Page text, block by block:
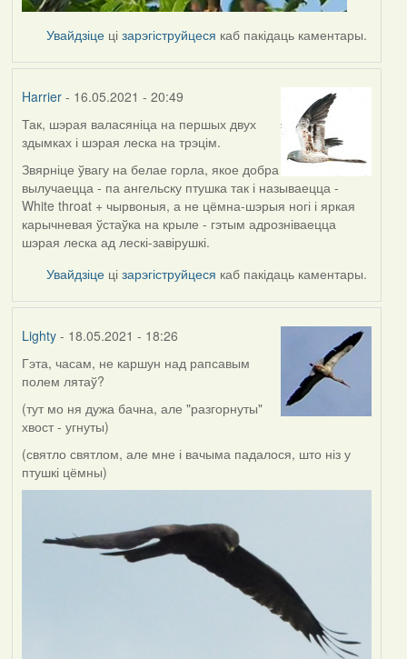
Увайдзіце цізарэгіструйцеся каб пакідаць каментары.
Harrier- 16.05.2021 - 20:49
In
reply
to
by
Lighty
Так, шэрая валасяніца на першых двух
здымках і шэрая леска на трэцім.
Звярніце ўвагу на белае горла, якое добра
вылучаецца - па ангельску птушка так і называецца -
White throat + чырвоныя, а не цёмна-шэрыя ногі і яркая
карычневая ўстаўка на крыле - гэтым адрозніваецца
шэрая леска ад лескі-завірушкі.
Увайдзіце цізарэгіструйцеся каб пакідаць каментары.
Lighty- 18.05.2021 - 18:26
Гэта, часам, не каршун над рапсавым
полем лятаў?
(тут мо ня дужа бачна, але "разгорнуты"
хвост - угнуты)
(святло святлом, але мне і вачыма падалося, што ніз у
птушкі цёмны)